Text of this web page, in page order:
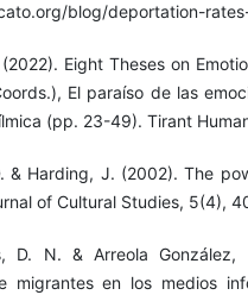
blog/deportation-
Eight Theses on
El paraíso de las
(pp. 23-49). Tirant
& Harding, J. (2002). The
of Cultural Studies, 5(4),
D. N. & Arreola
migrantes en los medios